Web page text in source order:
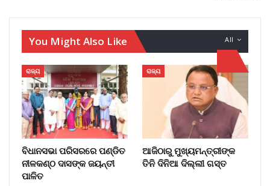
All
You Might Also Like
ରାଜ୍ୟ
ବିଧାନସଭା ପରିସରରେ ପଣ୍ଡିତ
ନୀଳକଣ୍ଠ ଦାସଙ୍କ ଜୟନ୍ତୀ
ପାଳିତ
ରାଜ୍ୟ
ଆଜିଠାରୁ ମୁଖ୍ୟମନ୍ତ୍ରୀଙ୍କ
ତିନି ଦିନିଆ ଦିଲ୍ଲୀ ଗସ୍ତ